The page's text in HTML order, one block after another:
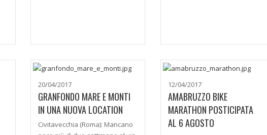
20/04/2017
GRANFONDO MARE E MONTI
IN UNA NUOVA LOCATION
Civitavecchia (Roma): Mancano
12/04/2017
AMABRUZZO BIKE
MARATHON POSTICIPATA
AL 6 AGOSTO